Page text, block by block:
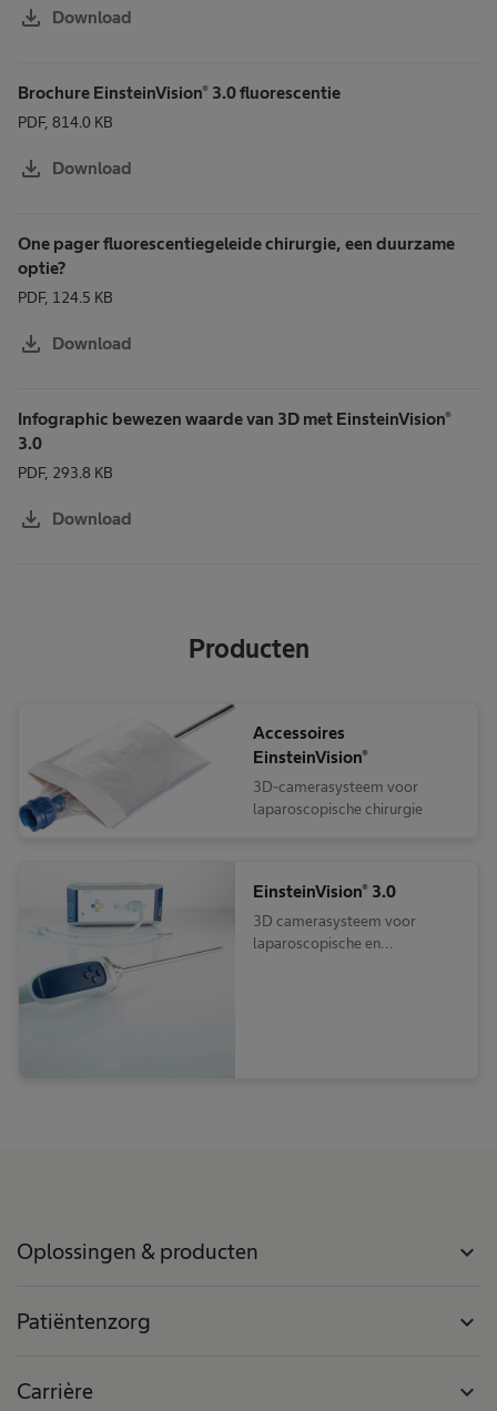
download Download
Brochure EinsteinVision® 3.0 fluorescentie
PDF, 814.0 KB
download Download
One pager fluorescentiegeleide chirurgie, een duurzame
optie?
PDF, 124.5 KB
download Download
Infographic bewezen waarde van 3D met EinsteinVision®
3.0
PDF, 293.8 KB
download Download
Producten
Accessoires
EinsteinVision®
3D-camerasysteem voor
laparoscopische chirurgie
EinsteinVision® 3.0
3D camerasysteem voor
laparoscopische en
Oplossingen & producten expand_more
Patiëntenzorg expand_more
Carrière expand_more